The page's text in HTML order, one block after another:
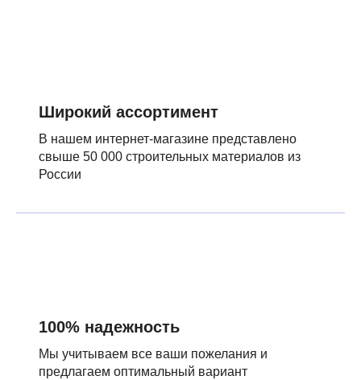
Широкий ассортимент
В нашем интернет-магазине представлено
свыше 50 000 строительных материалов из
России
100% надежность
Мы учитываем все ваши пожелания и
предлагаем оптимальный вариант